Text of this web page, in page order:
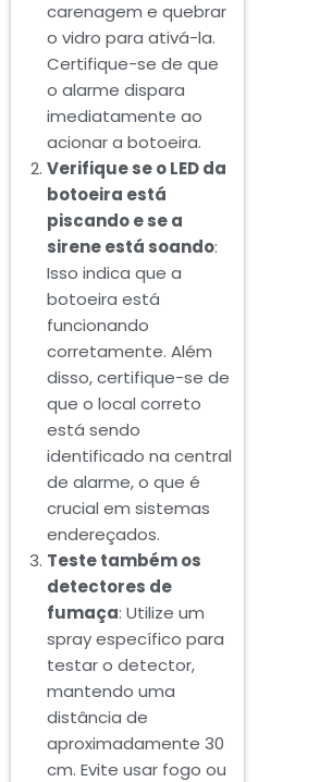
carenagem e quebrar
o vidro para ativá-la.
Certifique-se de que
o alarme dispara
imediatamente ao
acionar a botoeira.
Verifique se o LED da
botoeira está
piscando e se a
sirene está soando:
Isso indica que a
botoeira está
funcionando
corretamente. Além
disso, certifique-se de
que o local correto
está sendo
identificado na central
de alarme, o que é
crucial em sistemas
endereçados.
Teste também os
detectores de
fumaça: Utilize um
spray específico para
testar o detector,
mantendo uma
distância de
aproximadamente 30
cm. Evite usar fogo ou